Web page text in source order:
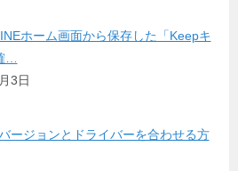
ホーム画面から保存した「Keepキ
…
3日
ージョンとドライバーを合わせる方